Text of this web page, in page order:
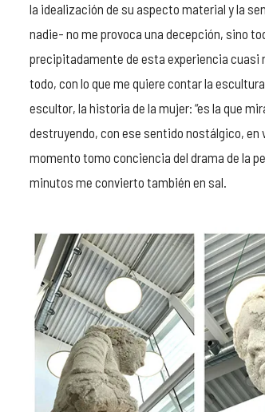
la idealización de su aspecto material y la
nadie- no me provoca una decepción, sino
precipitadamente de esta experiencia cuasi
todo, con lo que me quiere contar la
escultor, la historia de la mujer: “es la que
destruyendo, con ese sentido nostálgico, en
momento tomo conciencia del drama de la
minutos me convierto también en sal.